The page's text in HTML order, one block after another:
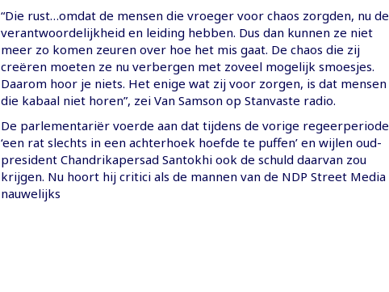
“Die rust…omdat de mensen die vroeger voor chaos zorgden, nu de
verantwoordelijkheid en leiding hebben. Dus dan kunnen ze niet
meer zo komen zeuren over hoe het mis gaat. De chaos die zij
creëren moeten ze nu verbergen met zoveel mogelijk smoesjes.
Daarom hoor je niets. Het enige wat zij voor zorgen, is dat mensen
die kabaal niet horen”, zei Van Samson op Stanvaste radio.
De parlementariër voerde aan dat tijdens de vorige regeerperiode
‘een rat slechts in een achterhoek hoefde te puffen’ en wijlen oud-
president Chandrikapersad Santokhi ook de schuld daarvan zou
krijgen. Nu hoort hij critici als de mannen van de NDP Street Media
nauwelijks